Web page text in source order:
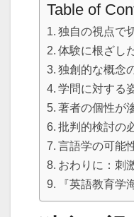
Table of
独自の視点で
体験に根ざし
独創的な概念
学問に対する
著者の個性が
批判的検討の
言語学の可能
おわりに：刺
『英語教育学